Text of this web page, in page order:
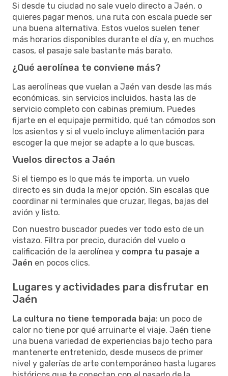
Si desde tu ciudad no sale vuelo directo a Jaén, o
quieres pagar menos, una ruta con escala puede ser
una buena alternativa. Estos vuelos suelen tener
más horarios disponibles durante el día y, en muchos
casos, el pasaje sale bastante más barato.
¿Qué aerolínea te conviene más?
Las aerolíneas que vuelan a Jaén van desde las más
económicas, sin servicios incluidos, hasta las de
servicio completo con cabinas premium. Puedes
fijarte en el equipaje permitido, qué tan cómodos son
los asientos y si el vuelo incluye alimentación para
escoger la que mejor se adapte a lo que buscas.
Vuelos directos a Jaén
Si el tiempo es lo que más te importa, un vuelo
directo es sin duda la mejor opción. Sin escalas que
coordinar ni terminales que cruzar, llegas, bajas del
avión y listo.
Con nuestro buscador puedes ver todo esto de un
vistazo. Filtra por precio, duración del vuelo o
calificación de la aerolínea y compra tu pasaje a
Jaén en pocos clics.
Lugares y actividades para disfrutar en
Jaén
La cultura no tiene temporada baja: un poco de
calor no tiene por qué arruinarte el viaje. Jaén tiene
una buena variedad de experiencias bajo techo para
mantenerte entretenido, desde museos de primer
nivel y galerías de arte contemporáneo hasta lugares